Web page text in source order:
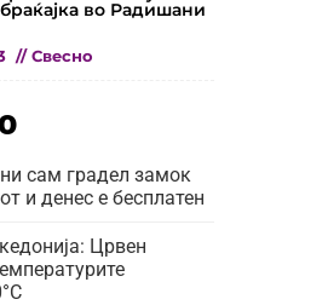
во Радишани
// Свесно
сам градел замок
и денес е бесплатен
Црвен